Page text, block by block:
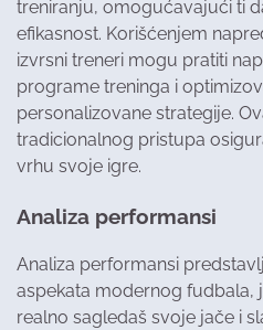
treniranju, omogućavajući ti
efikasnost. Korišćenjem
izvrsni treneri mogu pratiti
programe treninga i
personalizovane strategije.
tradicionalnog pristupa
vrhu svoje igre.
Analiza performansi
Analiza performansi
aspekata modernog fudbala,
realno sagledaš svoje jače i